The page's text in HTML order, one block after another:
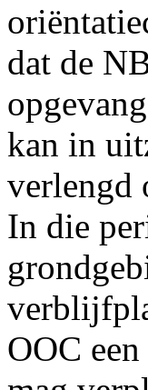
dat de
kan in
verlengd
In die
OOC